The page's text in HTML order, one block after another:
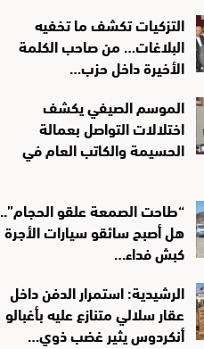
التزكيات تكشف ما تخفيه
البلاغات… من صاحب الكلمة
الأخيرة داخل حزب…
الموسم الصيفي يكشف
اختلالات التواصل بعمالة
الحسيمة والكاتب العام في
“طاحت الصمعة علقو الحجام”..
هل أصبح سائقو سيارات الأجرة
كبش فداء…
الرشيدية: استمرار الدفن داخل
عقار سلالي متنازع عليه بأغبالو
أنكردوس يثير غضب ذوي…